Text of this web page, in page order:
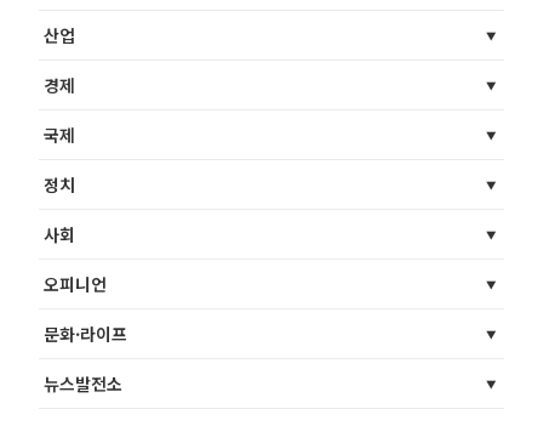
산업
경제
국제
정치
사회
오피니언
문화·라이프
뉴스발전소